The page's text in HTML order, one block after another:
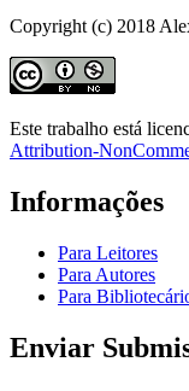
Copyright (c) 2018
Este trabalho está
Attribution-
Informações
Para Leitores
Para Autores
Para
Enviar